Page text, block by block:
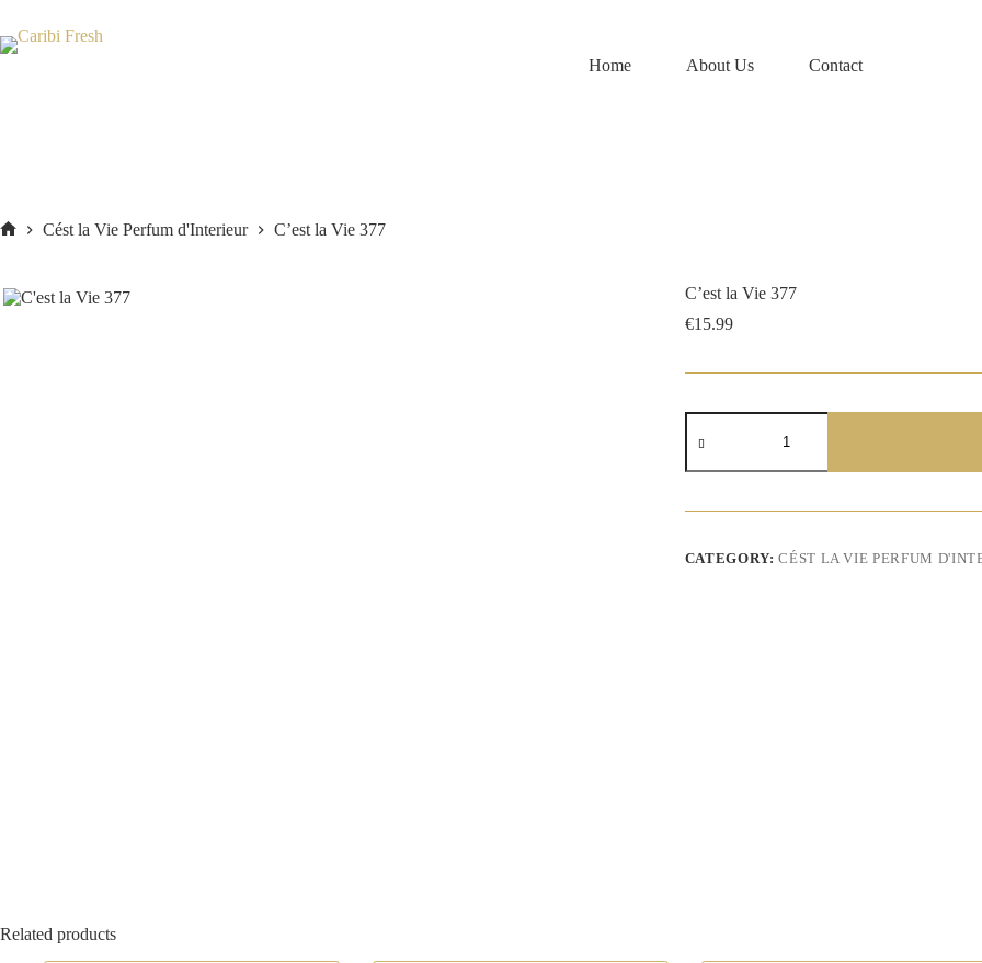
content
Home
About Us Contact
Cést la Vie Perfum d'Interieur C’est la Vie 377
C’est la Vie 377
€15.99
C'est
377
CATEGORY:CÉST LA VIE PERFUM
Related products